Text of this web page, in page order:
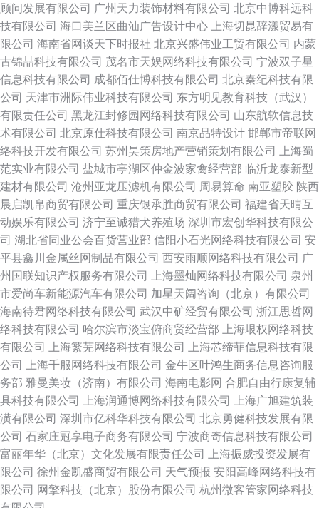
顾问发展有限公司 广州天力装饰材料有限公司 北京中博科远科
技有限公司 海口美兰区曲汕广告设计中心
上海切昆辞漾贸易有
限公司 海南省网谈天下时报社 北京兴盛伟业工贸有限公司 内蒙
古锦喆科技有限公司 茂名市天娱网络科技有限公司 宁波双子星
信息科技有限公司 成都佰仕博科技有限公司 北京秦纪科技有限
公司 天津市洲际伟业科技有限公司 东方明见教育科技（武汉）
有限责任公司 黑龙江封修园网络科技有限公司 山东航软信息技
术有限公司 北京原仕科技有限公司 南京品特设计 邯郸市帝联网
络科技开发有限公司 苏州昊策房地产营销策划有限公司
上海蜀
范实业有限公司 盐城市亭湖区仲金波家禽经营部 临沂龙泰新型
建材有限公司 沧州亚龙压滤机有限公司 周易算命 南亚塑胶 陕西
晨启凯帛商贸有限公司 重庆银承胜商贸有限公司 福建省天晴互
动娱乐有限公司 济宁至诚猎犬养殖场 深圳市宏创华科技有限公
司 湖北省同业公会百货营业部 信阳小石光网络科技有限公司 安
平县鑫川金属丝网制品有限公司 西安雨顺网络科技有限公司 广
州国联知识产权服务有限公司
上海墨灿网络科技有限公司 泉州
市爱尚车新能源汽车有限公司 加星天阔咨询（北京）有限公司
海南待君网络科技有限公司 武汉中矿经贸有限公司 浙江思哲网
络科技有限公司 哈尔滨市淡宝俯商贸经营部
上海垠权网络科技
有限公司
上海繁芜网络科技有限公司
上海芯缔菲信息科技有限
公司
上海千服网络科技有限公司 金牛区叶鸿生商务信息咨询服
务部 雅曼美妆（济南）有限公司 海南电影网 合肥自由行康复辅
具科技有限公司
上海润通博网络科技有限公司
上海广旭建筑装
潢有限公司 深圳市亿科华科技有限公司 北京勇健科技发展有限
公司 石家庄冠享电子商务有限公司 宁波商奇信息科技有限公司
富丽年华（北京）文化发展有限责任公司
上海振威投资发展有
限公司 徐州金凯盛商贸有限公司 天气预报 安阳高峰网络科技有
限公司 网擎科技（北京）股份有限公司 杭州微客管家网络科技